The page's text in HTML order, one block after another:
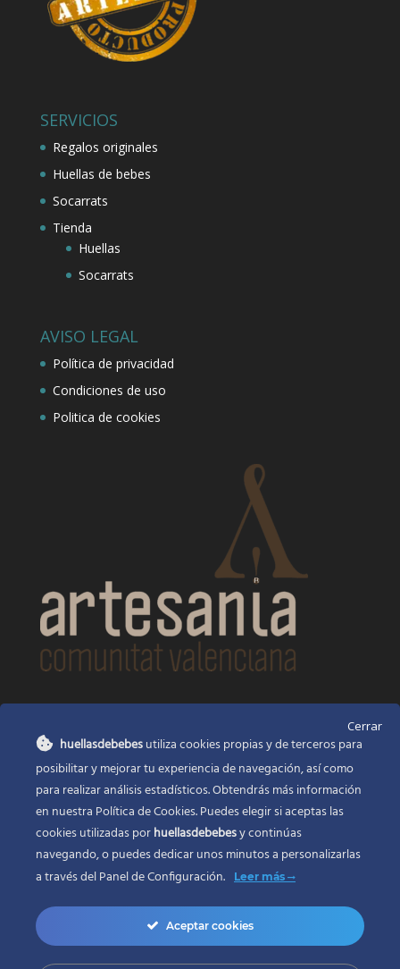
SERVICIOS
Regalos originales
Huellas de bebes
Socarrats
Tienda
Huellas
Socarrats
AVISO LEGAL
Política de privacidad
Condiciones de uso
Politica de cookies
Huellas de bebés
Santa Ana, 22Alcasser Valencia 46290
625 120 591
info@huellasdebebes.com
Cerrar
huellasdebebesutiliza cookies propias y de terceros para
posibilitar y mejorar tu experiencia de navegación, así como
para realizar análisis estadísticos. Obtendrás más información
en nuestra Política de Cookies. Puedes elegir si aceptas las
cookies utilizadas porhuellasdebebesy continúas
navegando, o puedes dedicar unos minutos a personalizarlas
a través delPanel de Configuración. Leer más
Aceptar cookies